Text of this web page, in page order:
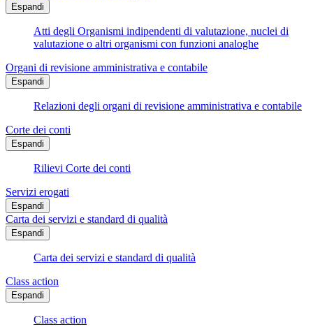
Espandi
Atti degli Organismi indipendenti di valutazione, nuclei di
valutazione o altri organismi con funzioni analoghe
Organi di revisione amministrativa e contabile
Espandi
Relazioni degli organi di revisione amministrativa e contabile
Corte dei conti
Espandi
Rilievi Corte dei conti
Servizi erogati
Espandi
Carta dei servizi e standard di qualità
Espandi
Carta dei servizi e standard di qualità
Class action
Espandi
Class action